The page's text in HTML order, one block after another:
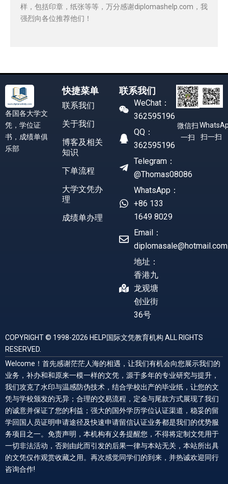
样，包括印章，纸张等等，万分感谢diplomashelp.com，我
强烈向各位推荐他们！
各国各大学文
凭，学位证
书，成绩单俱
乐部
快捷菜单
联系我们
关于我们
博客及相关
知识
下单流程
大学文凭办
理
成绩单办理
联系我们
WeChat：
362595196
QQ：
362595196
Telegram：
@Thomas08086
WhatsApp：
+86 133
1649 8029
Email：
diplomasale@hotmail.com
地址：
香港九
龙观塘
创业街
36号
微信扫
一扫
扫一扫
COPYRIGHT © 1998-2026 HELP国际文凭教育机构 ALL RIGHTS
RESERVED.
Welcome！首先感谢茫茫人海的相遇，让我们有机会向您展示我们的
业务，补办和和原来一模一样的文凭，源于多年的专业研究与提升，
我们攻克了水印与温感防伪技术，结合学校出产的毕业纸，让您的文
凭与学校颁发的无异；合理的交易流程，定金与尾款方式展现了我们
的诚意并保证了您的利益；强大的国外学历学位认证渠道，稳妥的留
学回国人员证明申请途径及快速申请留信认证业务都是我们的优势服
务项目之一。免责声明，本机构有义务提醒您，不得将定制文凭用于
一切非法活动，否则由此而引发的后果一律与本站无关，本站所出具
的文凭仅作观赏收藏之用。再次感觉同学们的到来，并热诚欢迎同行
咨询合作!